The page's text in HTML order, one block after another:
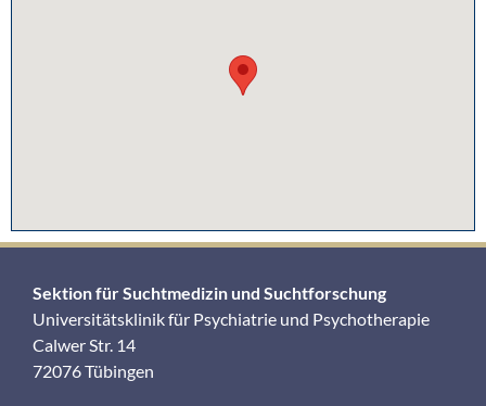
Sektion für Suchtmedizin und Suchtforschung
Universitätsklinik für Psychiatrie und Psychotherapie
Calwer Str. 14
72076 Tübingen